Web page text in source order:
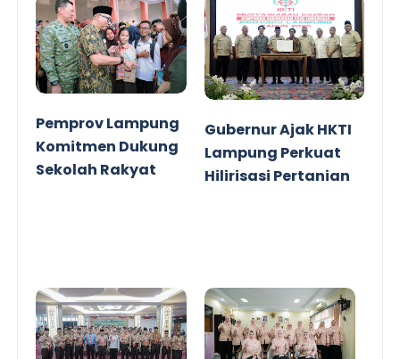
Pemprov Lampung
Komitmen Dukung
Sekolah Rakyat
Gubernur Ajak HKTI
Lampung Perkuat
Hilirisasi Pertanian